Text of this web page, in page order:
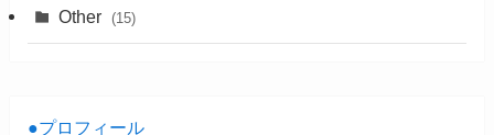
Other (15)
●プロフィール